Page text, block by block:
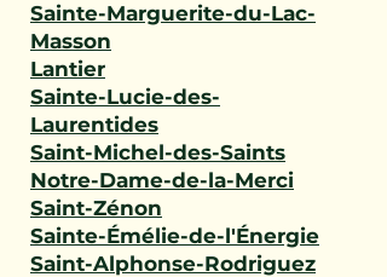
Sainte-Marguerite-du-Lac-
Masson
Lantier
Sainte-Lucie-des-
Laurentides
Saint-Michel-des-Saints
Notre-Dame-de-la-Merci
Saint-Zénon
Sainte-Émélie-de-l'Énergie
Saint-Alphonse-Rodriguez